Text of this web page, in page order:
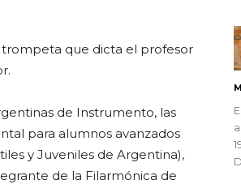
trompeta que dicta el profesor
de Instrumento, las
para alumnos avanzados
y Juveniles de Argentina),
de la Filarmónica de